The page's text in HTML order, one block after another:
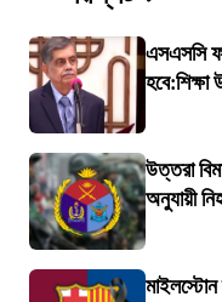
এসএসসি
হবে:শিক্ষা
উত্তরা
অনুযায়ী
মাইলস্টোন